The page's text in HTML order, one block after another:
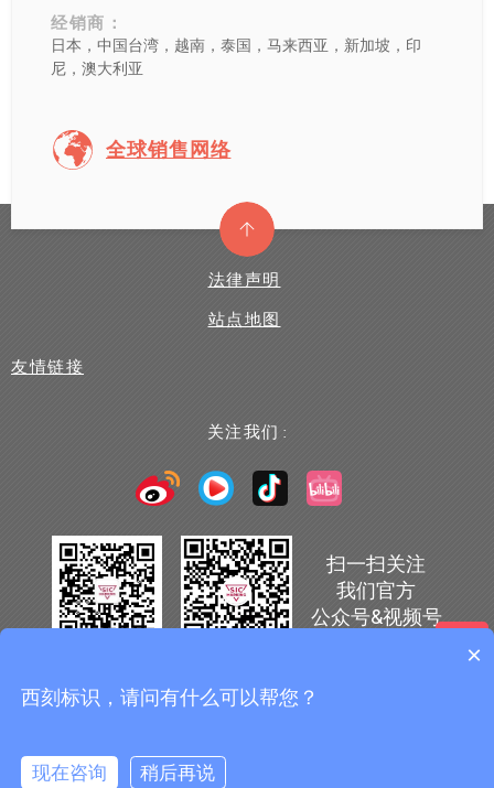
经销商：
日本，中国台湾，越南，泰国，马来西亚，新加坡，印
尼，澳大利亚
全球销售网络
法律声明
站点地图
友情链接
关注我们 :
扫一扫关注
我们官方
公众号&视频号
© 西刻标识设备（上海）有限公司沪ICP备13002146号-1
×
西刻标识，请问有什么可以帮您？
现在咨询 稍后再说